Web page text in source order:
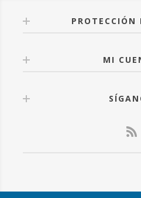
PROTECCIÓN
MI